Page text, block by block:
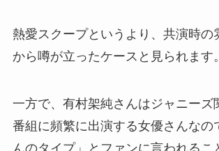
熱愛スクープというより、共演時の
から噂が立ったケースと見られます。
一方で、有村架純さんはジャニーズ
番組に頻繁に出演する女優さんなの
んのタイプ」とファンに言われるこ